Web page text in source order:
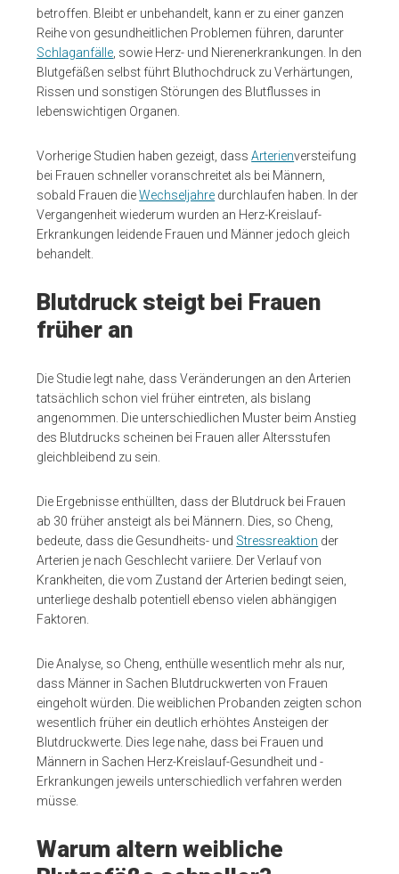
betroffen. Bleibt er unbehandelt, kann er zu einer ganzen
Reihe von gesundheitlichen Problemen führen, darunter
Schlaganfälle , sowie Herz- und Nierenerkrankungen. In den
Blutgefäßen selbst führt Bluthochdruck zu Verhärtungen,
Rissen und sonstigen Störungen des Blutflusses in
lebenswichtigen Organen.
Vorherige Studien haben gezeigt, dassArterienversteifung
bei Frauen schneller voranschreitet als bei Männern,
sobald Frauen dieWechseljahre durchlaufen haben. In der
Vergangenheit wiederum wurden an Herz-Kreislauf-
Erkrankungen leidende Frauen und Männer jedoch gleich
behandelt.
Blutdruck steigt bei Frauen
früher an
Die Studie legt nahe, dass Veränderungen an den Arterien
tatsächlich schon viel früher eintreten, als bislang
angenommen. Die unterschiedlichen Muster beim Anstieg
des Blutdrucks scheinen bei Frauen aller Altersstufen
gleichbleibend zu sein.
Die Ergebnisse enthüllten, dass der Blutdruck bei Frauen
ab 30 früher ansteigt als bei Männern. Dies, so Cheng,
bedeute, dass die Gesundheits- und Stressreaktion der
Arterien je nach Geschlecht variiere. Der Verlauf von
Krankheiten, die vom Zustand der Arterien bedingt seien,
unterliege deshalb potentiell ebenso vielen abhängigen
Faktoren.
Die Analyse, so Cheng, enthülle wesentlich mehr als nur,
dass Männer in Sachen Blutdruckwerten von Frauen
eingeholt würden. Die weiblichen Probanden zeigten schon
wesentlich früher ein deutlich erhöhtes Ansteigen der
Blutdruckwerte. Dies lege nahe, dass bei Frauen und
Männern in Sachen Herz-Kreislauf-Gesundheit und -
Erkrankungen jeweils unterschiedlich verfahren werden
müsse.
Warum altern weibliche